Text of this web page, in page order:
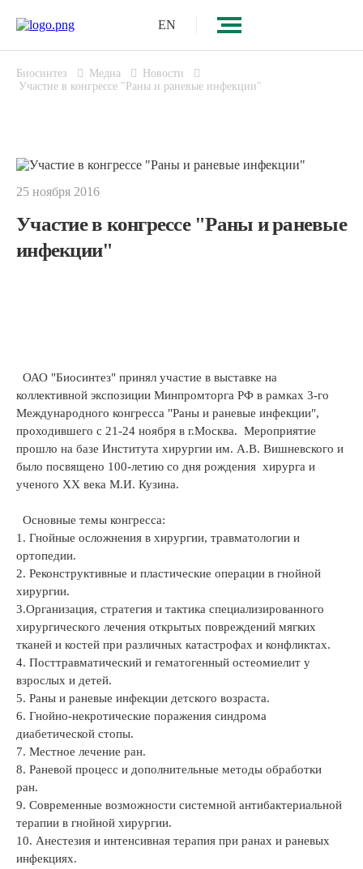
EN
Биосинтез Медиа
Новости
Участие в конгрессе "Раны и раневые инфекции"
25 ноября 2016
Участие в конгрессе "Раны и раневые
инфекции"
ОАО "Биосинтез" принял участие в выставке на
коллективной экспозиции Минпромторга РФ в рамках 3-го
Международного конгресса "Раны и раневые инфекции",
проходившего с 21-24 ноября в г.Москва. Мероприятие
прошло на базе Института хирургии им. А.В. Вишневского и
было посвящено 100-летию со дня рождения хирурга и
ученого XX века М.И. Кузина.
Основные темы конгресса:
1. Гнойные осложнения в хирургии, травматологии и
ортопедии.
2. Реконструктивные и пластические операции в гнойной
хирургии.
3.Организация, стратегия и тактика специализированного
хирургического лечения открытых повреждений мягких
тканей и костей при различных катастрофах и конфликтах.
4. Посттравматический и гематогенный остеомиелит у
взрослых и детей.
5. Раны и раневые инфекции детского возраста.
6. Гнойно-некротические поражения синдрома
диабетической стопы.
7. Местное лечение ран.
8. Раневой процесс и дополнительные методы обработки
ран.
9. Современные возможности системной антибактериальной
терапии в гнойной хирургии.
10. Анестезия и интенсивная терапия при ранах и раневых
инфекциях.